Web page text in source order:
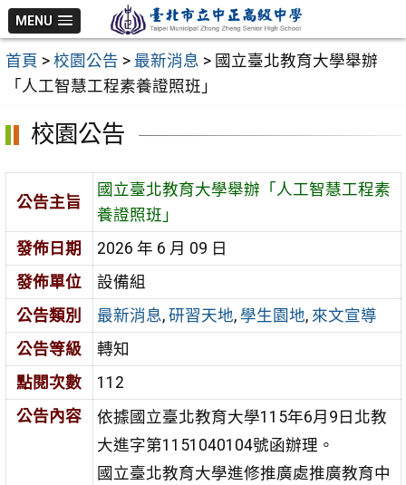
跳
至
主
MENU
首頁 > 校園公告 > 最新消息 > 國立臺北教育大學舉辦
「人工智慧工程素養證照班」
校園公告
公告主旨
國立臺北教育大學舉辦「人工智慧工程素
養證照班」
發佈日期
2026 年 6 月 09 日
發佈單位
設備組
公告類別
最新消息, 研習天地, 學生園地, 來文宣導
公告等級
轉知
點閱次數
112
公告內容
依據國立臺北教育大學115年6月9日北教
大進字第1151040104號函辦理。
國立臺北教育大學進修推廣處推廣教育中